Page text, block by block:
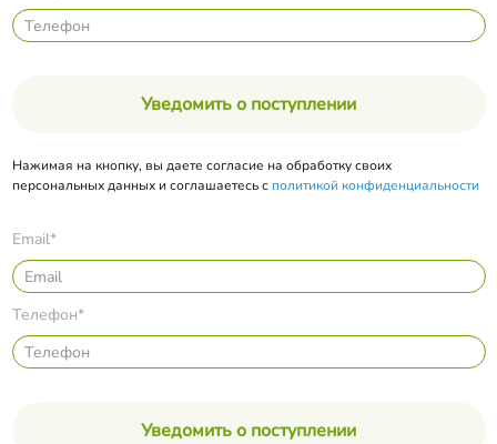
Уведомить о поступлении
Нажимая на кнопку, вы даете согласие на обработку своих
персональных данных и соглашаетесь с политикой конфиденциальности
Email*
Телефон*
Уведомить о поступлении